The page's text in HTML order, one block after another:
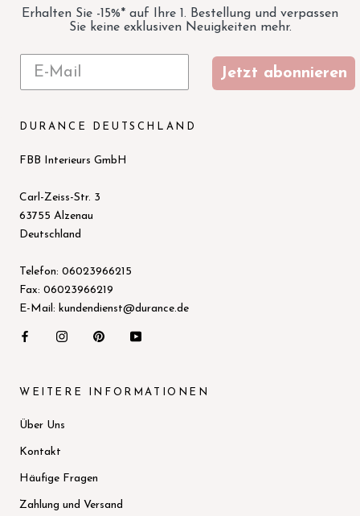
Erhalten Sie -15%* auf Ihre 1. Bestellung und verpassen
Sie keine exklusiven Neuigkeiten mehr.
Jetzt abonnieren
DURANCE DEUTSCHLAND
FBB Interieurs GmbH
Carl-Zeiss-Str. 3
63755 Alzenau
Deutschland
Telefon: 06023966215
Fax: 06023966219
E-Mail: kundendienst@durance.de
WEITERE INFORMATIONEN
Über Uns
Kontakt
Häufige Fragen
Zahlung und Versand